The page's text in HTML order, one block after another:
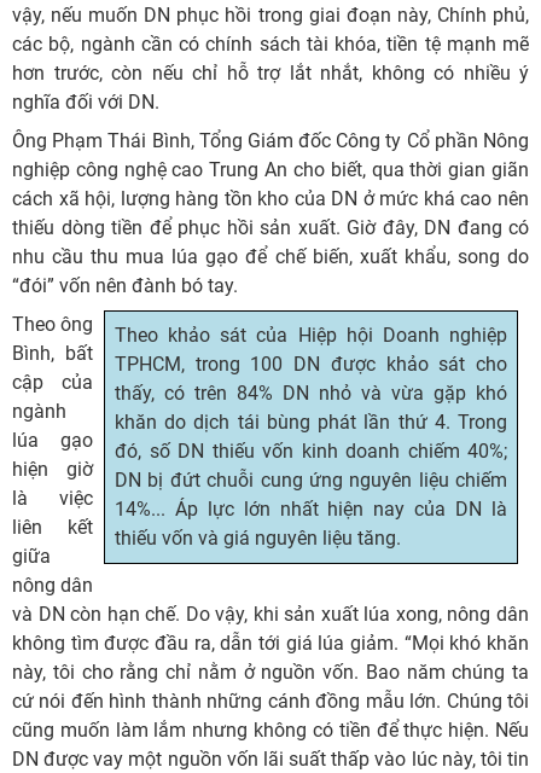
vậy, nếu muốn DN phục hồi trong giai đoạn này, Chính phủ,
các bộ, ngành cần có chính sách tài khóa, tiền tệ mạnh mẽ
hơn trước, còn nếu chỉ hỗ trợ lắt nhắt, không có nhiều ý
nghĩa đối với DN.
Ông Phạm Thái Bình, Tổng Giám đốc Công ty Cổ phần Nông
nghiệp công nghệ cao Trung An cho biết, qua thời gian giãn
cách xã hội, lượng hàng tồn kho của DN ở mức khá cao nên
thiếu dòng tiền để phục hồi sản xuất. Giờ đây, DN đang có
nhu cầu thu mua lúa gạo để chế biến, xuất khẩu, song do
“đói” vốn nên đành bó tay.
Theo khảo sát của Hiệp hội Doanh nghiệp
TPHCM, trong 100 DN được khảo sát cho
thấy, có trên 84% DN nhỏ và vừa gặp khó
khăn do dịch tái bùng phát lần thứ 4. Trong
đó, số DN thiếu vốn kinh doanh chiếm 40%;
DN bị đứt chuỗi cung ứng nguyên liệu chiếm
14%... Áp lực lớn nhất hiện nay của DN là
thiếu vốn và giá nguyên liệu tăng.
Theo ông
Bình, bất
cập của
ngành
lúa gạo
hiện giờ
là việc
liên kết
giữa
nông dân
và DN còn hạn chế. Do vậy, khi sản xuất lúa xong, nông dân
không tìm được đầu ra, dẫn tới giá lúa giảm. “Mọi khó khăn
này, tôi cho rằng chỉ nằm ở nguồn vốn. Bao năm chúng ta
cứ nói đến hình thành những cánh đồng mẫu lớn. Chúng tôi
cũng muốn làm lắm nhưng không có tiền để thực hiện. Nếu
DN được vay một nguồn vốn lãi suất thấp vào lúc này, tôi tin